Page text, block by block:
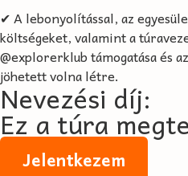
✔ A lebonyolítással, az
költségeket, valamint a
@explorerklub támogatása és
jöhetett volna létre.
Nevezési díj:
Ez a túra
Jelentkezem